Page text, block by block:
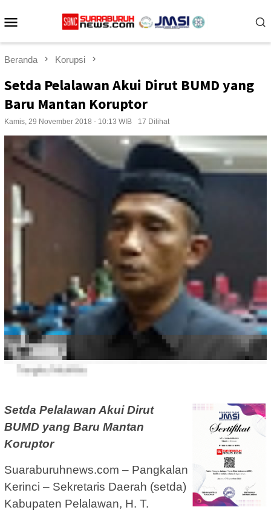
ke
Beranda Korupsi
Setda Pelalawan Akui Dirut BUMD yang
Baru Mantan Koruptor
Kamis, 29 November 2018 - 10:13 WIB 17 Dilihat
Setda Pelalawan Akui Dirut
BUMD yang Baru Mantan
Koruptor
Suaraburuhnews.com – Pangkalan
Kerinci – Sekretaris Daerah (setda)
Kabupaten Pelalawan, H. T.